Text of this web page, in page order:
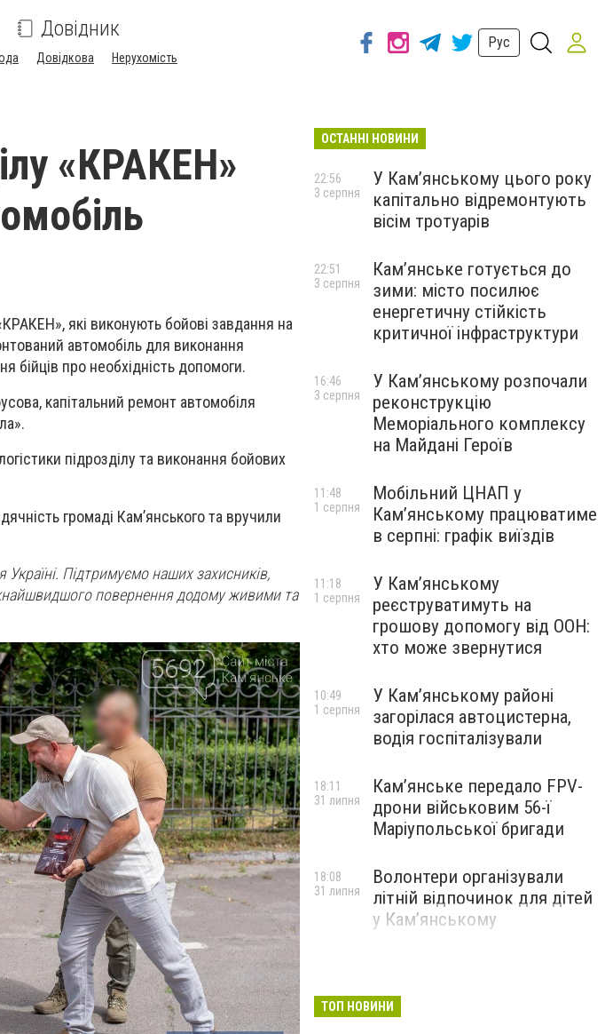
Довідник
Довідкова Нерухомість
Рус
«КРАКЕН»
які виконують бойові завдання на
автомобіль для виконання
бійців про необхідність допомоги.
капітальний ремонт автомобіля
підрозділу та виконання бойових
громаді Кам’янського та вручили
Україні. Підтримуємо наших захисників,
повернення додому живими та
ОСТАННІ НОВИНИ
У Кам’янському цього року
капітально відремонтують
вісім тротуарів
22:56
3 серпня
Кам’янське готується до
зими: місто посилює
енергетичну стійкість
критичної інфраструктури
22:51
3 серпня
У Кам’янському розпочали
реконструкцію
Меморіального комплексу
на Майдані Героїв
16:46
3 серпня
Мобільний ЦНАП у
Кам’янському працюватиме
в серпні: графік виїздів
11:48
1 серпня
У Кам’янському
реєструватимуть на
грошову допомогу від ООН:
хто може звернутися
11:18
1 серпня
У Кам’янському районі
загорілася автоцистерна,
водія госпіталізували
10:49
1 серпня
Кам’янське передало FPV-
дрони військовим 56-ї
Маріупольської бригади
18:11
31 липня
Волонтери організували
літній відпочинок для дітей
у Кам’янському
18:08
31 липня
ТОП НОВИНИ